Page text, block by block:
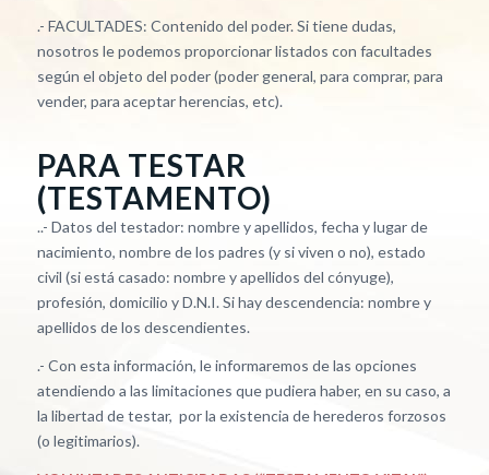
.- FACULTADES: Contenido del poder. Si tiene dudas,
nosotros le podemos proporcionar listados con facultades
según el objeto del poder (poder general, para comprar, para
vender, para aceptar herencias, etc).
PARA TESTAR
(TESTAMENTO)
..- Datos del testador: nombre y apellidos, fecha y lugar de
nacimiento, nombre de los padres (y si viven o no), estado
civil (si está casado: nombre y apellidos del cónyuge),
profesión, domicilio y D.N.I. Si hay descendencia: nombre y
apellidos de los descendientes.
.- Con esta información, le informaremos de las opciones
atendiendo a las limitaciones que pudiera haber, en su caso, a
la libertad de testar, por la existencia de herederos forzosos
(o legitimarios).